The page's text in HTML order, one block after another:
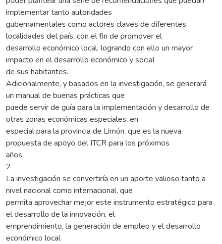
implementar tanto autoridades
gubernamentales como actores claves de diferentes
localidades del país, con el fin de promover el
desarrollo económico local, logrando con ello un mayor
impacto en el desarrollo económico y social
de sus habitantes.
Adicionalmente, y basados en la investigación, se generará
un manual de buenas prácticas que
puede servir de guía para la implementación y desarrollo de
otras zonas económicas especiales, en
especial para la provincia de Limón, que es la nueva
propuesta de apoyo del ITCR para los próximos
años.
2
La investigación se convertiría en un aporte valioso tanto a
nivel nacional como internacional, que
permita aprovechar mejor este instrumento estratégico para
el desarrollo de la innovación, el
emprendimiento, la generación de empleo y el desarrollo
económico local